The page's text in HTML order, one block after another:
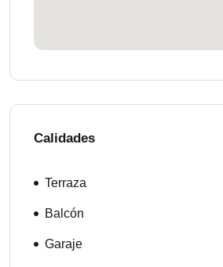
Calidades
Terraza
Balcón
Garaje